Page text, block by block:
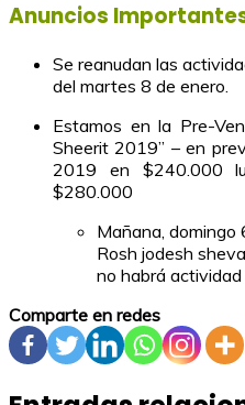
Anuncios
Se reanudan las
del martes 8 de enero.
Estamos en la Pre-
Sheerit 2019” – en
2019 en $240.000
$280.000
Mañana, domingo
Rosh jodesh
no habrá
Comparte en redes